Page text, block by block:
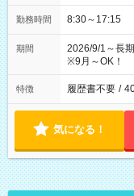
勤務時間 8:30～17:15
期間
2026/9/1～長
※9月～OK！
特徴 履歴書不要 /
気になる！